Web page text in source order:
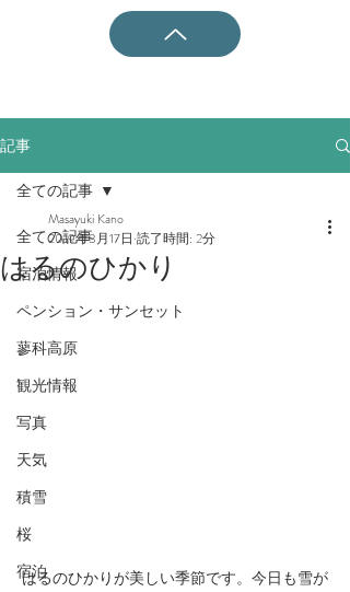
記事
全ての記事
宿泊情報
ペンション・サンセット
蓼科高原
観光情報
写真
天気
積雪
桜
宿泊
全ての記事
はるのひかり
Masayuki Kano
2019年3月17日 読了時間: 2分
はるのひかりが美しい季節です。今日も雪が